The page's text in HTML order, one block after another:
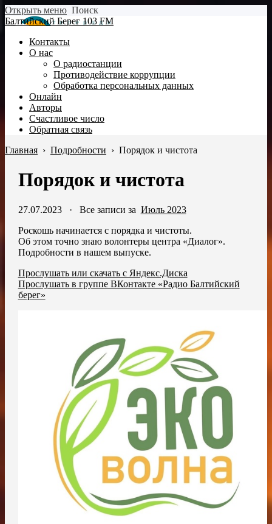
Открыть меню Поиск
Балтийский Берег 103 FM
Контакты
О нас
О радиостанции
Противодействие коррупции
Обработка персональных данных
Онлайн
Авторы
Счастливое число
Обратная связь
Главная › Подробности › Порядок и чистота
Порядок и чистота
27.07.2023· Все записи за Июль 2023
Роскошь начинается с порядка и чистоты.
Об этом точно знаю волонтеры центра «Диалог».
Подробности в нашем выпуске.
Прослушать или скачать с Яндекс.Диска
Прослушать в группе ВКонтакте «Радио Балтийский
берег»